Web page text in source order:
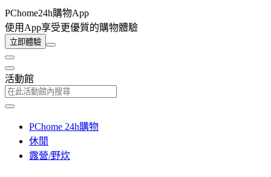
PChome24h購物App
使用App享受更優質的購物體驗
立即體驗
活動館
PChome 24h購物
休閒
露營/野炊